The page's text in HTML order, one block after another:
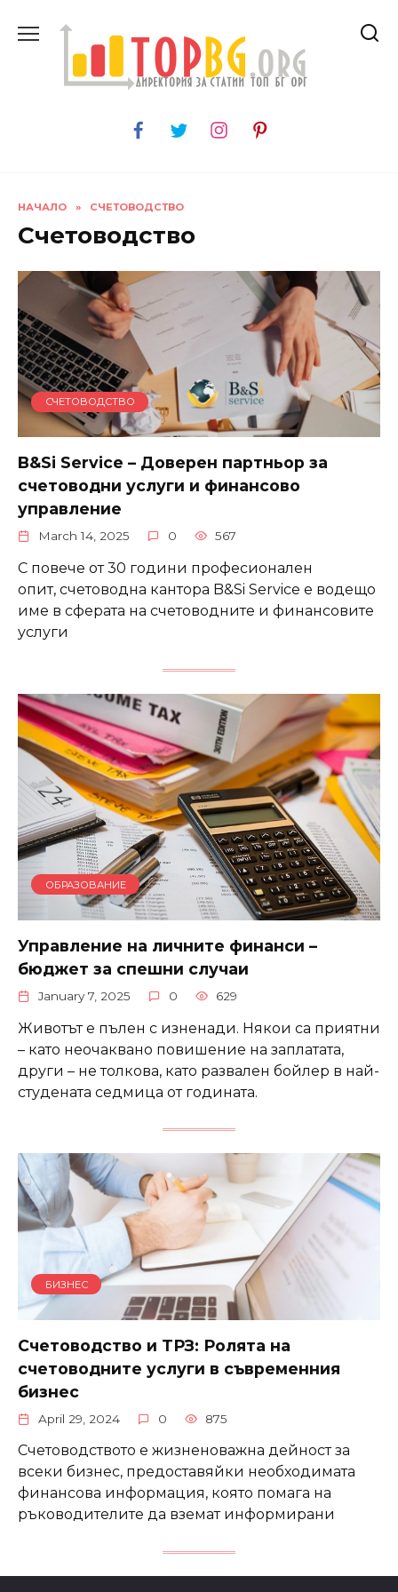
НАЧАЛО » СЧЕТОВОДСТВО
Счетоводство
СЧЕТОВОДСТВО
B&Si Service – Доверен партньор за
счетоводни услуги и финансово
управление
March 14, 2025 0 567
С повече от 30 години професионален
опит, счетоводна кантора B&Si Service е водещо
име в сферата на счетоводните и финансовите
услуги
ОБРАЗОВАНИЕ
Управление на личните финанси –
бюджет за спешни случаи
January 7, 2025 0 629
Животът е пълен с изненади. Някои са приятни
– като неочаквано повишение на заплатата,
други – не толкова, като развален бойлер в най-
студената седмица от годината.
БИЗНЕС
Счетоводство и ТРЗ: Ролята на
счетоводните услуги в съвременния
бизнес
April 29, 2024 0 875
Счетоводството е жизненоважна дейност за
всеки бизнес, предоставяйки необходимата
финансова информация, която помага на
ръководителите да вземат информирани